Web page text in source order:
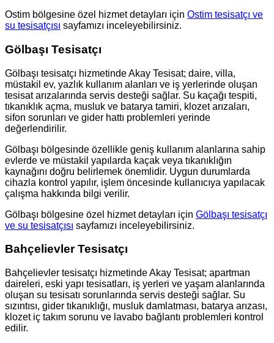
Ostim bölgesine özel hizmet detayları için Ostim tesisatçı ve
su tesisatçısı sayfamızı inceleyebilirsiniz.
Gölbaşı Tesisatçı
Gölbaşı tesisatçı hizmetinde Akay Tesisat; daire, villa,
müstakil ev, yazlık kullanım alanları ve iş yerlerinde oluşan
tesisat arızalarında servis desteği sağlar. Su kaçağı tespiti,
tıkanıklık açma, musluk ve batarya tamiri, klozet arızaları,
sifon sorunları ve gider hattı problemleri yerinde
değerlendirilir.
Gölbaşı bölgesinde özellikle geniş kullanım alanlarına sahip
evlerde ve müstakil yapılarda kaçak veya tıkanıklığın
kaynağını doğru belirlemek önemlidir. Uygun durumlarda
cihazla kontrol yapılır, işlem öncesinde kullanıcıya yapılacak
çalışma hakkında bilgi verilir.
Gölbaşı bölgesine özel hizmet detayları için Gölbaşı tesisatçı
ve su tesisatçısı sayfamızı inceleyebilirsiniz.
Bahçelievler Tesisatçı
Bahçelievler tesisatçı hizmetinde Akay Tesisat; apartman
daireleri, eski yapı tesisatları, iş yerleri ve yaşam alanlarında
oluşan su tesisatı sorunlarında servis desteği sağlar. Su
sızıntısı, gider tıkanıklığı, musluk damlatması, batarya arızası,
klozet iç takım sorunu ve lavabo bağlantı problemleri kontrol
edilir.